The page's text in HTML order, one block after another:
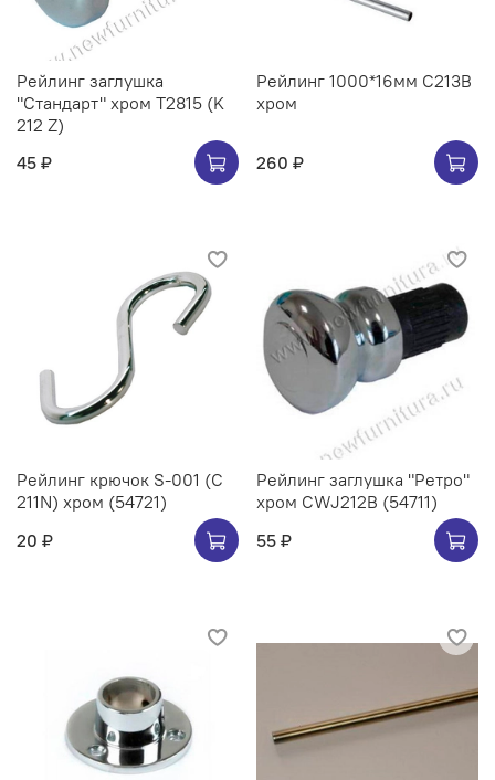
Рейлинг заглушка
"Стандарт" хром Т2815 (K
212 Z)
45 ₽
Рейлинг 1000*16мм C213B
хром
260 ₽
Рейлинг крючок S-001 (C
211N) хром (54721)
20 ₽
Рейлинг заглушка "Ретро"
хром CWJ212B (54711)
55 ₽